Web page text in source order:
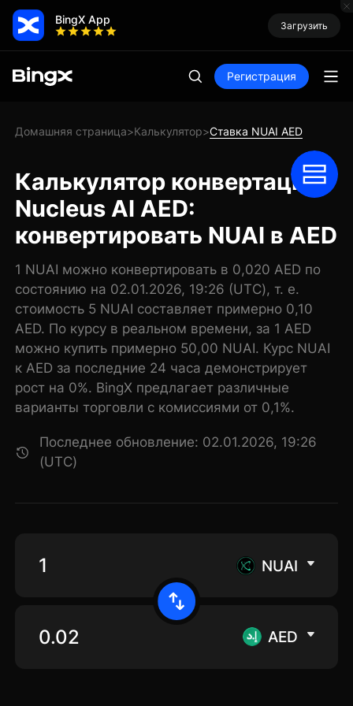
BingX App Загрузить
Регистрация
Домашняя страница>Калькулятор>Ставка NUAI AED
Калькулятор конвертации
Nucleus AI AED:
конвертировать NUAI в AED
1 NUAI можно конвертировать в 0,020 AED по
состоянию на 02.01.2026, 19:26 (UTC), т. е.
стоимость 5 NUAI составляет примерно 0,10
AED. По курсу в реальном времени, за 1 AED
можно купить примерно 50,00 NUAI. Курс NUAI
к AED за последние 24 часа демонстрирует
рост на 0%. BingX предлагает различные
варианты торговли с комиссиями от 0,1%.
Последнее обновление: 02.01.2026, 19:26
(UTC)
NUAI
AED